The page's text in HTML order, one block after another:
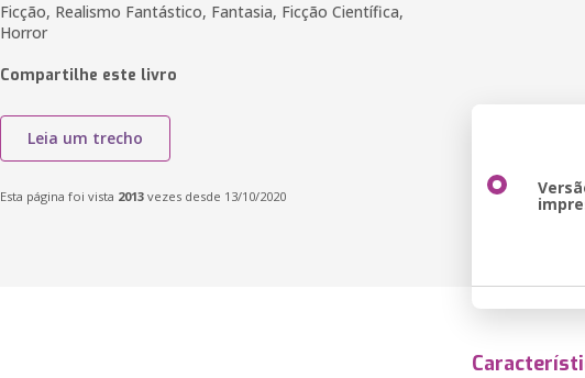
Ficção, Realismo Fantástico, Fantasia, Ficção Científica,
Horror
Compartilhe este livro
Leia um trecho
Esta página foi vista 2013 vezes desde 13/10/2020